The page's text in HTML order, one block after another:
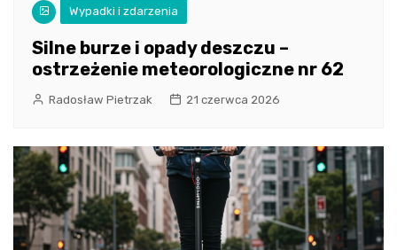
Wypadki i zdarzenia
Silne burze i opady deszczu –
ostrzeżenie meteorologiczne nr 62
Radosław Pietrzak 21 czerwca 2026